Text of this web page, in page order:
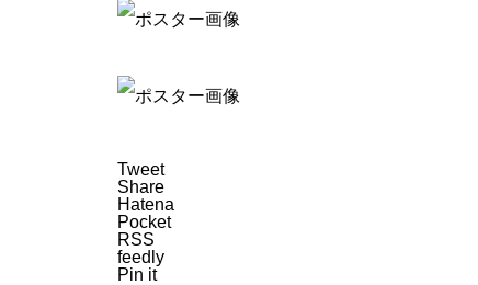
Tweet
Share
Hatena
Pocket
RSS
feedly
Pin it